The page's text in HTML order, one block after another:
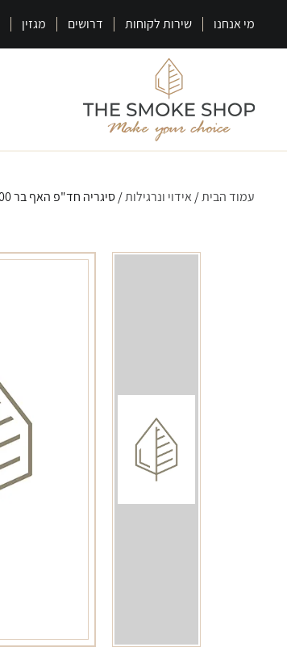
מי אנחנו שירות לקוחות דרושים מגזין
עמוד הבית/ אידוי ונרגילות/ סיגריה חד"פ האף בר 30000 שאיפות HUFF BAR